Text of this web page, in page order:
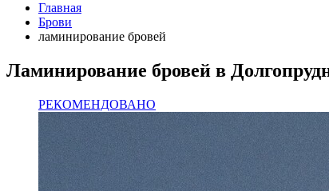
Главная
Брови
ламинирование бровей
Ламинирование бровей в
РЕКОМЕНДОВАНО